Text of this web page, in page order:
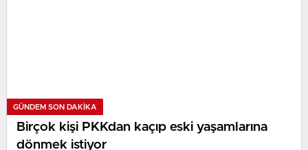
GÜNDEM SON DAKİKA
Birçok kişi PKKdan kaçıp eski yaşamlarına
dönmek istiyor